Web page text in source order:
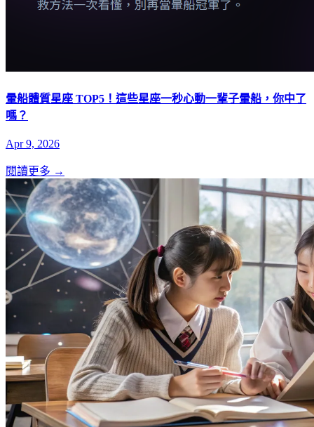
暈船體質星座 TOP5！這些星座一秒心動一輩子暈船，你中了
嗎？
Apr 9, 2026
閱讀更多 →